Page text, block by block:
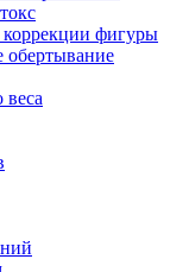
фигуры
обертывание